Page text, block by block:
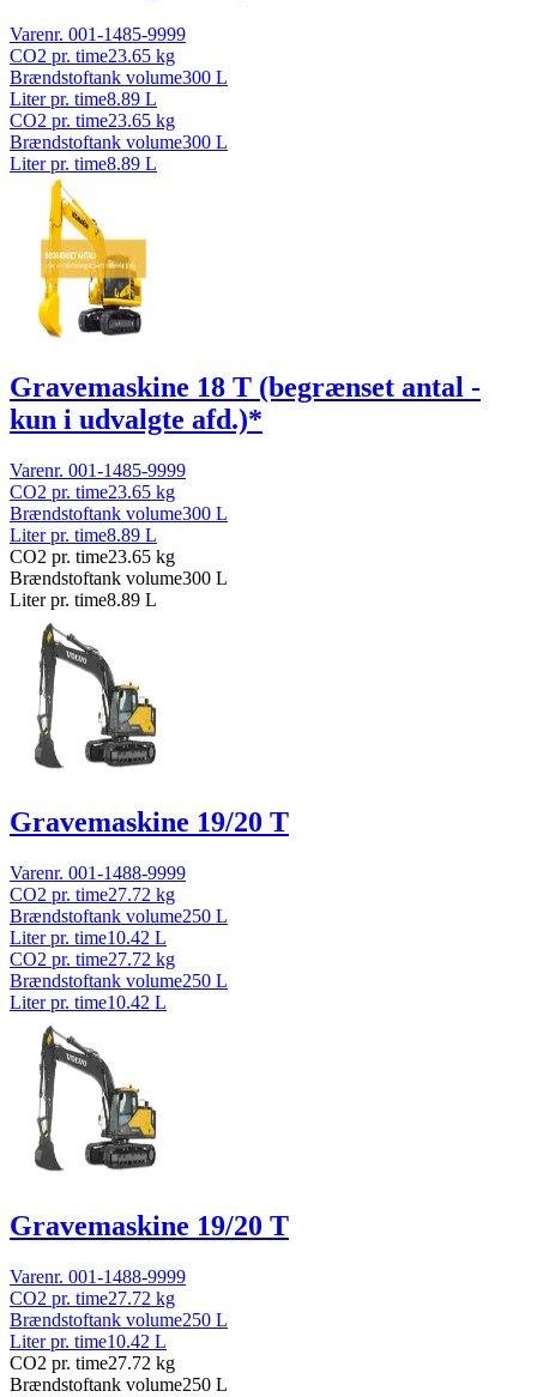
Varenr. 001-1485-9999
CO2 pr. time23.65 kg
Brændstoftank volume300 L
Liter pr. time8.89 L
CO2 pr. time23.65 kg
Brændstoftank volume300 L
Liter pr. time8.89 L
Gravemaskine 18 T (begrænset antal -
kun i udvalgte afd.)*
Varenr. 001-1485-9999
CO2 pr. time23.65 kg
Brændstoftank volume300 L
Liter pr. time8.89 L
CO2 pr. time23.65 kg
Brændstoftank volume300 L
Liter pr. time8.89 L
Gravemaskine 19/20 T
Varenr. 001-1488-9999
CO2 pr. time27.72 kg
Brændstoftank volume250 L
Liter pr. time10.42 L
CO2 pr. time27.72 kg
Brændstoftank volume250 L
Liter pr. time10.42 L
Gravemaskine 19/20 T
Varenr. 001-1488-9999
CO2 pr. time27.72 kg
Brændstoftank volume250 L
Liter pr. time10.42 L
CO2 pr. time27.72 kg
Brændstoftank volume250 L